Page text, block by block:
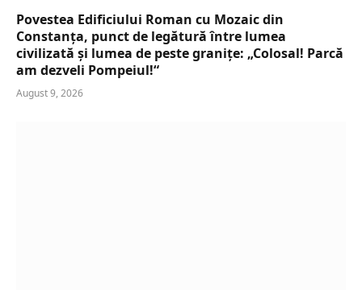
Povestea Edificiului Roman cu Mozaic din
Constanța, punct de legătură între lumea
civilizată și lumea de peste granițe: „Colosal! Parcă
am dezveli Pompeiul!“
August 9, 2026